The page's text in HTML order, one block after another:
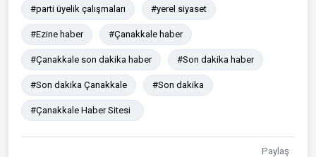
#parti üyelik çalışmaları #yerel siyaset
#Ezine haber #Çanakkale haber
#Çanakkale son dakika haber #Son dakika haber
#Son dakika Çanakkale #Son dakika
#Çanakkale Haber Sitesi
Paylaş